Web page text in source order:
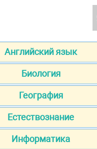
Английский язык
Биология
География
Естествознание
Информатика